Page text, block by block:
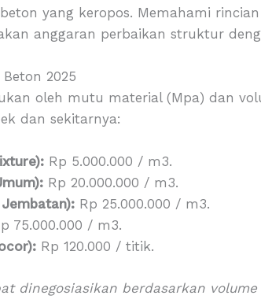
yang keropos. Memahami rincian
anggaran perbaikan struktur
2025
oleh mutu material (Mpa) dan
dan sekitarnya:
Rp 5.000.000 / m3.
Rp 20.000.000 / m3.
Rp 25.000.000 / m3.
75.000.000 / m3.
Rp 120.000 / titik.
dinegosiasikan berdasarkan